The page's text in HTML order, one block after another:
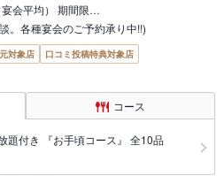
会平均） 期間限…
。各種宴会のご予約承り中!!)
対象店
口コミ投稿特典対象店
コース
題付き 『お手頃コース』 全10品